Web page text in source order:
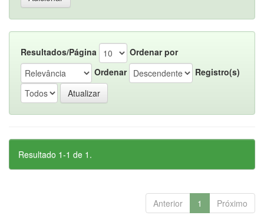
Resultados/Página
Ordenar por
Ordenar
Registro(s)
Resultado 1-1 de 1.
Anterior 1 Próximo